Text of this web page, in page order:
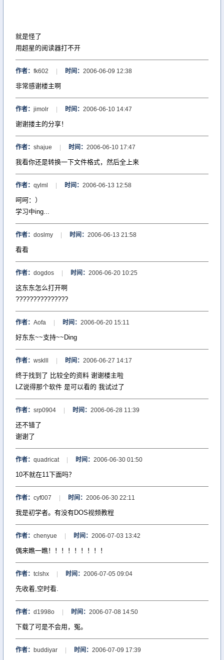
就是怪了
用超星的阅读器打不开
作者： fk602 时间： 2006-06-09 12:38
非常感谢楼主啊
作者： jimolr 时间： 2006-06-10 14:47
谢谢搂主的分享！
作者： shajue 时间： 2006-06-10 17:47
我看你还是转换一下文件格式，然后全上来
作者： qylml 时间： 2006-06-13 12:58
呵呵：）
学习中ing...
作者： doslmy 时间： 2006-06-13 21:58
看看
作者： dogdos 时间： 2006-06-20 10:25
这东东怎么打开啊
???????????????
作者： Aofa 时间： 2006-06-20 15:11
好东东~~支持~~Ding
作者： wsklll 时间： 2006-06-27 14:17
终于找到了 比较全的资料 谢谢楼主啦
LZ说得那个软件 是可以看的 我试过了
作者： srp0904 时间： 2006-06-28 11:39
还不错了
谢谢了
作者： quadricat 时间： 2006-06-30 01:50
10不就在11下面吗？
作者： cyf007 时间： 2006-06-30 22:11
我是初学者。有没有DOS视频教程
作者： chenyue 时间： 2006-07-03 13:42
偶来瞧一瞧！！！！！！！！！
作者： tclshx 时间： 2006-07-05 09:04
先收着,空时看.
作者： d1998o 时间： 2006-07-08 14:50
下载了可是不会用，冤。
作者： buddiyar 时间： 2006-07-09 17:39